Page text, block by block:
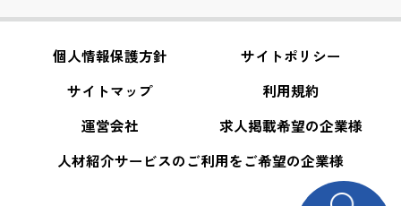
個人情報保護方針
サイトポリシー
サイトマップ
利用規約
運営会社
求人掲載希望の企業様
人材紹介サービスのご利用をご希望の企業様